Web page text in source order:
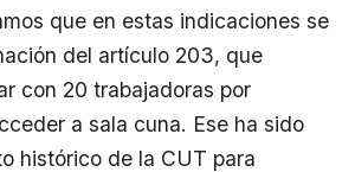
que en estas indicaciones se
del artículo 203, que
con 20 trabajadoras por
a sala cuna. Ese ha sido
histórico de la CUT para